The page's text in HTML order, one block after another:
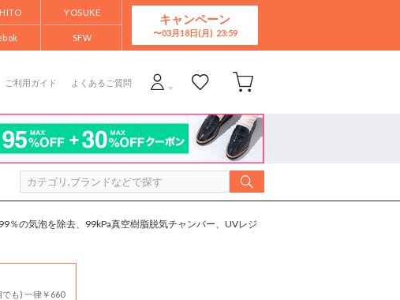
YOSUKE
SFW
キャンペーン
03月18日(月)
ご利用ガイド よくあるご質問
％の気泡を除去、99kPa真空樹脂脱気チャンバー、UVレジ
も) 一律￥660